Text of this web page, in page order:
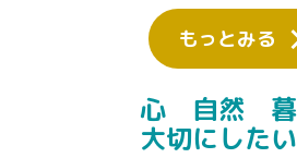
もっとみる
心 自然 暮
大切にした